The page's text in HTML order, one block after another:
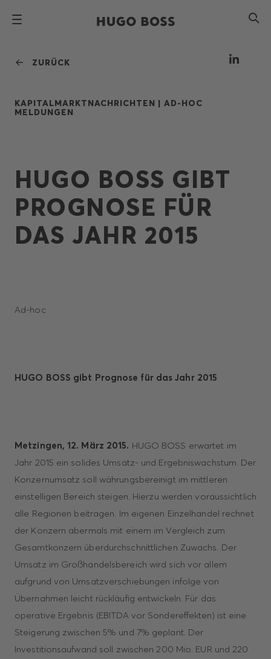
ZURÜCK
KAPITALMARKTNACHRICHTEN | AD-HOC
MELDUNGEN
HUGO BOSS GIBT
PROGNOSE FÜR
DAS JAHR 2015
Ad-hoc
HUGO BOSS gibt Prognose für das Jahr 2015
Metzingen, 12. März 2015. HUGO BOSS erwartet im
Jahr 2015 ein solides Umsatz- und Ergebniswachstum. Der
Konzernumsatz soll währungsbereinigt im mittleren
einstelligen Bereich steigen. Hierzu werden voraussichtlich
alle Regionen beitragen. Im eigenen Einzelhandel rechnet
der Konzern abermals mit einem im Vergleich zum
Gesamtkonzern überdurchschnittlichen Zuwachs. Der
Umsatz im Großhandelsbereich wird sich vor allem
aufgrund von Umsatzverschiebungen infolge von
Übernahmen leicht rückläufig entwickeln. Für das
operative Ergebnis (EBITDA vor Sondereffekten) ist eine
Steigerung zwischen 5% und 7% geplant. Der
Investitionsaufwand soll zwischen 200 Mio. EUR und 220